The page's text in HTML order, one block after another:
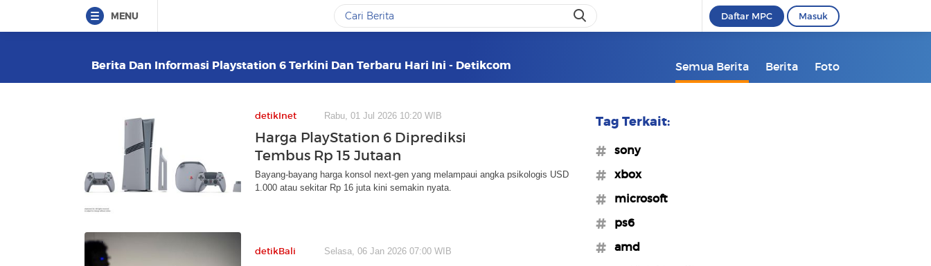
MENU Daftar MPC Masuk
Berita Dan Informasi Playstation 6 Terkini Dan Terbaru Hari Ini - Detikcom Semua Berita Berita Foto
detikInet Rabu, 01 Jul 2026 10:20 WIB
Harga PlayStation 6 Diprediksi
Tembus Rp 15 Jutaan
Bayang-bayang harga konsol next-gen yang melampaui angka psikologis USD
1.000 atau sekitar Rp 16 juta kini semakin nyata.
detikBali Selasa, 06 Jan 2026 07:00 WIB
Tag Terkait:
#sony
#xbox
#microsoft
#ps6
#amd